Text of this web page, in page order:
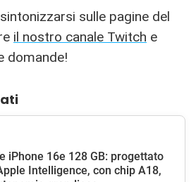
sulle pagine del
il nostro canale Twitch e
domande!
iPhone 16e 128 GB: progettato
Intelligence, con chip A18,